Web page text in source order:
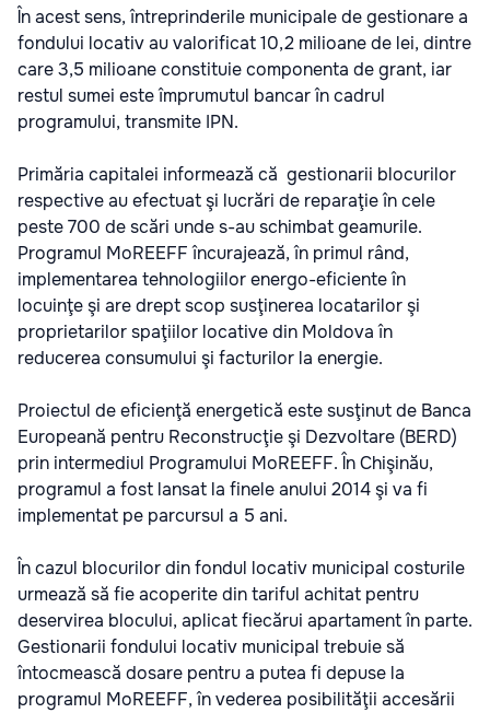
În acest sens, întreprinderile municipale de gestionare a
fondului locativ au valorificat 10,2 milioane de lei, dintre
care 3,5 milioane constituie componenta de grant, iar
restul sumei este împrumutul bancar în cadrul
programului, transmite IPN.
Primăria capitalei informează că gestionarii blocurilor
respective au efectuat şi lucrări de reparaţie în cele
peste 700 de scări unde s-au schimbat geamurile.
Programul MoREEFF încurajează, în primul rând,
implementarea tehnologiilor energo-eficiente în
locuinţe şi are drept scop susţinerea locatarilor şi
proprietarilor spaţiilor locative din Moldova în
reducerea consumului şi facturilor la energie.
Proiectul de eficienţă energetică este susţinut de Banca
Europeană pentru Reconstrucţie şi Dezvoltare (BERD)
prin intermediul Programului MoREEFF. În Chişinău,
programul a fost lansat la finele anului 2014 şi va fi
implementat pe parcursul a 5 ani.
În cazul blocurilor din fondul locativ municipal costurile
urmează să fie acoperite din tariful achitat pentru
deservirea blocului, aplicat fiecărui apartament în parte.
Gestionarii fondului locativ municipal trebuie să
întocmească dosare pentru a putea fi depuse la
programul MoREEFF, în vederea posibilităţii accesării